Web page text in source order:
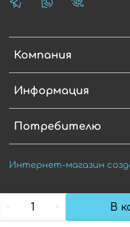
В
Компания
Информация
Потребителю
Интернет-магазин